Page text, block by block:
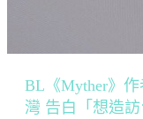
BL《Myther》
灣 告白「想造訪